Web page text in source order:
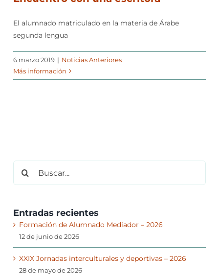
El alumnado matriculado en la materia de Árabe
segunda lengua
6 marzo 2019 | Noticias Anteriores
Más información
Entradas recientes
Formación de Alumnado Mediador – 2026
12 de junio de 2026
XXIX Jornadas interculturales y deportivas – 2026
28 de mayo de 2026